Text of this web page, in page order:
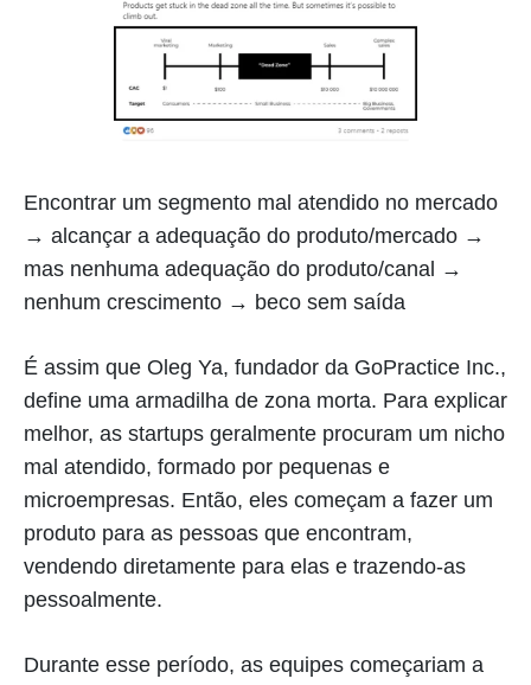
Encontrar um segmento mal atendido no mercado
→ alcançar a adequação do produto/mercado →
mas nenhuma adequação do produto/canal →
nenhum crescimento → beco sem saída
É assim que Oleg Ya, fundador da GoPractice Inc.,
define uma armadilha de zona morta. Para explicar
melhor, as startups geralmente procuram um nicho
mal atendido, formado por pequenas e
microempresas. Então, eles começam a fazer um
produto para as pessoas que encontram,
vendendo diretamente para elas e trazendo-as
pessoalmente.
Durante esse período, as equipes começariam a